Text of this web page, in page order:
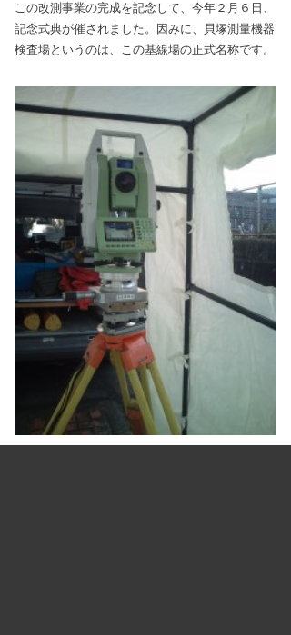
この改測事業の完成を記念して、今年２月６日、
記念式典が催されました。因みに、貝塚測量機器
検査場というのは、この基線場の正式名称です。